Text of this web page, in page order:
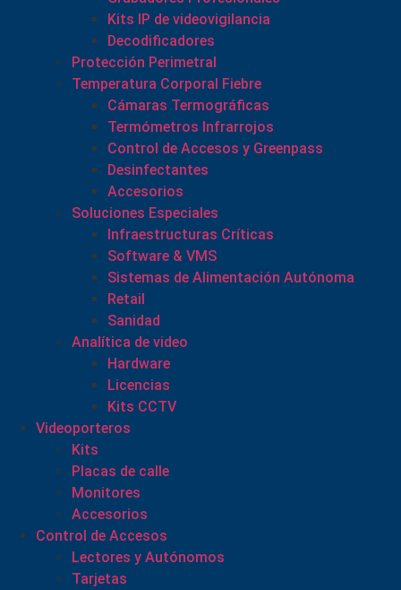
Kits IP de videovigilancia
Decodificadores
Protección Perimetral
Temperatura Corporal Fiebre
Cámaras Termográficas
Termómetros Infrarrojos
Control de Accesos y Greenpass
Desinfectantes
Accesorios
Soluciones Especiales
Infraestructuras Críticas
Software & VMS
Sistemas de Alimentación Autónoma
Retail
Sanidad
Analítica de video
Hardware
Licencias
Kits CCTV
Videoporteros
Kits
Placas de calle
Monitores
Accesorios
Control de Accesos
Lectores y Autónomos
Tarjetas